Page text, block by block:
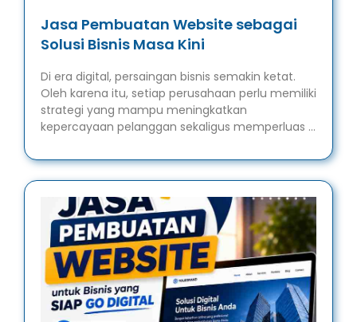
Jasa Pembuatan Website sebagai
Solusi Bisnis Masa Kini
Di era digital, persaingan bisnis semakin ketat.
Oleh karena itu, setiap perusahaan perlu memiliki
strategi yang mampu meningkatkan
kepercayaan pelanggan sekaligus memperluas …